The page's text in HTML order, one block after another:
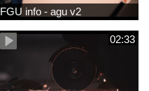
FGU info - agu v2
02:33